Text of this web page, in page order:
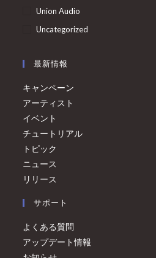
Union Audio
Uncategorized
最新情報
キャンペーン
アーティスト
イベント
チュートリアル
トピック
ニュース
リリース
サポート
よくある質問
アップデート情報